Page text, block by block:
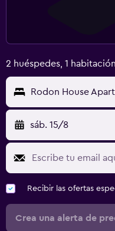
2 huéspedes, 1 habitación
Rodon House
sáb. 15/8
Recibir las ofertas
Crea una alerta de